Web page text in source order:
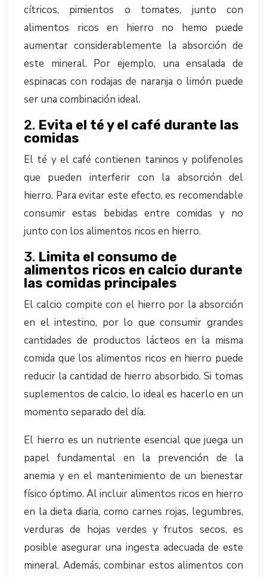
cítricos, pimientos o tomates, junto con
alimentos ricos en hierro no hemo puede
aumentar considerablemente la absorción de
este mineral. Por ejemplo, una ensalada de
espinacas con rodajas de naranja o limón puede
ser una combinación ideal.
2. Evita el té y el café durante las
comidas
El té y el café contienen taninos y polifenoles
que pueden interferir con la absorción del
hierro. Para evitar este efecto, es recomendable
consumir estas bebidas entre comidas y no
junto con los alimentos ricos en hierro.
3. Limita el consumo de
alimentos ricos en calcio durante
las comidas principales
El calcio compite con el hierro por la absorción
en el intestino, por lo que consumir grandes
cantidades de productos lácteos en la misma
comida que los alimentos ricos en hierro puede
reducir la cantidad de hierro absorbido. Si tomas
suplementos de calcio, lo ideal es hacerlo en un
momento separado del día.
El hierro es un nutriente esencial que juega un
papel fundamental en la prevención de la
anemia y en el mantenimiento de un bienestar
físico óptimo. Al incluir alimentos ricos en hierro
en la dieta diaria, como carnes rojas, legumbres,
verduras de hojas verdes y frutos secos, es
posible asegurar una ingesta adecuada de este
mineral. Además, combinar estos alimentos con